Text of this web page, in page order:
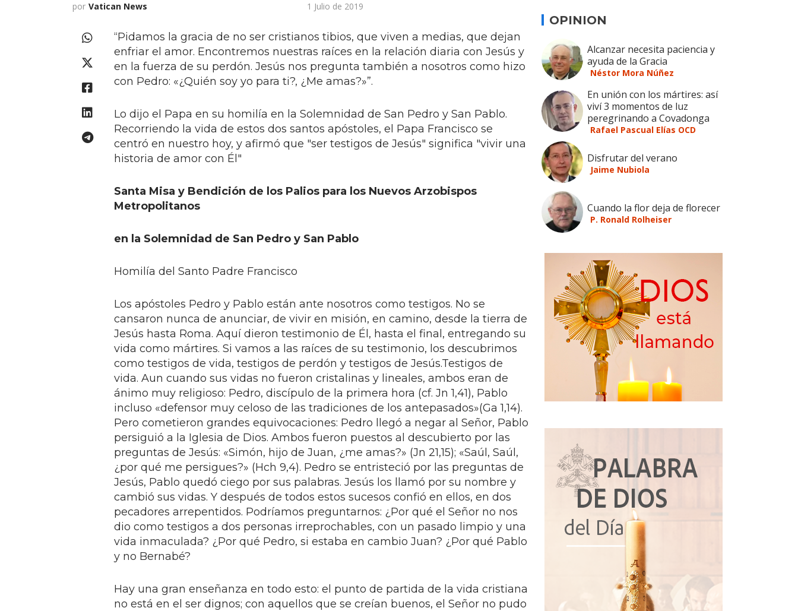
por Vatican News 1 Julio de 2019
“Pidamos la gracia de no ser cristianos tibios, que viven a medias, que dejan
enfriar el amor. Encontremos nuestras raíces en la relación diaria con Jesús y
en la fuerza de su perdón. Jesús nos pregunta también a nosotros como hizo
con Pedro: «¿Quién soy yo para ti?, ¿Me amas?»”.
Lo dijo el Papa en su homilía en la Solemnidad de San Pedro y San Pablo.
Recorriendo la vida de estos dos santos apóstoles, el Papa Francisco se
centró en nuestro hoy, y afirmó que "ser testigos de Jesús" significa "vivir una
historia de amor con Él"
Santa Misa y Bendición de los Palios para los Nuevos Arzobispos
Metropolitanos
en la Solemnidad de San Pedro y San Pablo
Homilía del Santo Padre Francisco
Los apóstoles Pedro y Pablo están ante nosotros como testigos. No se
cansaron nunca de anunciar, de vivir en misión, en camino, desde la tierra de
Jesús hasta Roma. Aquí dieron testimonio de Él, hasta el final, entregando su
vida como mártires. Si vamos a las raíces de su testimonio, los descubrimos
como testigos de vida, testigos de perdón y testigos de Jesús.Testigos de
vida. Aun cuando sus vidas no fueron cristalinas y lineales, ambos eran de
ánimo muy religioso: Pedro, discípulo de la primera hora (cf. Jn 1,41), Pablo
incluso «defensor muy celoso de las tradiciones de los antepasados»(Ga 1,14).
Pero cometieron grandes equivocaciones: Pedro llegó a negar al Señor, Pablo
persiguió a la Iglesia de Dios. Ambos fueron puestos al descubierto por las
preguntas de Jesús: «Simón, hijo de Juan, ¿me amas?» (Jn 21,15); «Saúl, Saúl,
¿por qué me persigues?» (Hch 9,4). Pedro se entristeció por las preguntas de
Jesús, Pablo quedó ciego por sus palabras. Jesús los llamó por su nombre y
cambió sus vidas. Y después de todos estos sucesos confió en ellos, en dos
pecadores arrepentidos. Podríamos preguntarnos: ¿Por qué el Señor no nos
dio como testigos a dos personas irreprochables, con un pasado limpio y una
vida inmaculada? ¿Por qué Pedro, si estaba en cambio Juan? ¿Por qué Pablo
y no Bernabé?
Hay una gran enseñanza en todo esto: el punto de partida de la vida cristiana
no está en el ser dignos; con aquellos que se creían buenos, el Señor no pudo
OPINION
Alcanzar necesita paciencia y
ayuda de la Gracia
Néstor Mora Núñez
En unión con los mártires: así
viví 3 momentos de luz
peregrinando a Covadonga
Rafael Pascual Elías OCD
Disfrutar del verano
Jaime Nubiola
Cuando la flor deja de florecer
P. Ronald Rolheiser